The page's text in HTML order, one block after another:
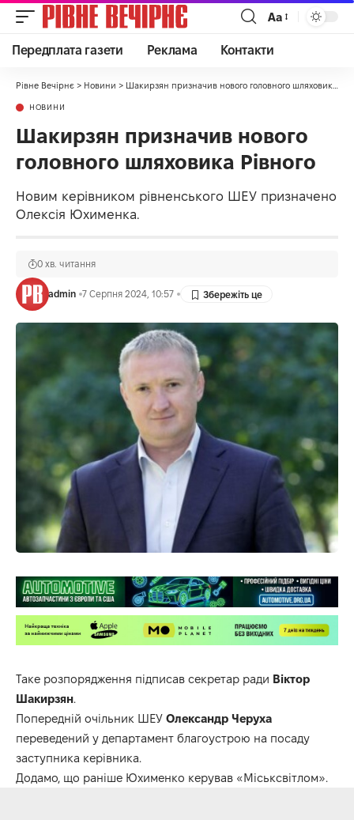
Аа
Передплата газети Реклама Контакти
Рівне Вечірнє > Новини > Шакирзян призначив нового головного шляховика Рівного
НОВИНИ
Шакирзян призначив нового
головного шляховика Рівного
Новим керівником рівненського ШЕУ призначено
Олексія Юхименка.
admin 7 Серпня 2024, 10:57
0 хв. читання
Таке розпорядження підписав секретар ради Віктор
Шакирзян.
Попередній очільник ШЕУ Олександр Черуха
переведений у департамент благоустрою на посаду
заступника керівника.
Додамо, що раніше Юхименко керував «Міськсвітлом».